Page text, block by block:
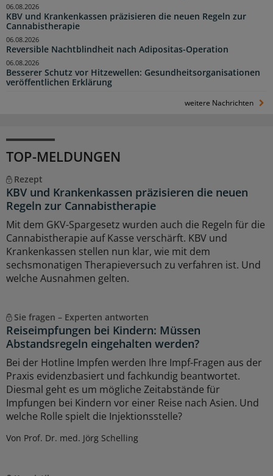
KBV und Krankenkassen präzisieren die neuen Regeln zur
Cannabistherapie
06.08.2026
Reversible Nachtblindheit nach Adipositas-Operation
06.08.2026
Besserer Schutz vor Hitzewellen: Gesundheitsorganisationen
veröffentlichen Erklärung
06.08.2026
weitere Nachrichten
TOP-MELDUNGEN
Rezept
KBV und Krankenkassen präzisieren die neuen
Regeln zur Cannabistherapie
Mit dem GKV-Spargesetz wurden auch die Regeln für die
Cannabistherapie auf Kasse verschärft. KBV und
Krankenkassen stellen nun klar, wie mit dem
sechsmonatigen Therapieversuch zu verfahren ist. Und
welche Ausnahmen gelten.
Sie fragen – Experten antworten
Reiseimpfungen bei Kindern: Müssen
Abstandsregeln eingehalten werden?
Bei der Hotline Impfen werden Ihre Impf-Fragen aus der
Praxis evidenzbasiert und fachkundig beantwortet.
Diesmal geht es um mögliche Zeitabstände für
Impfungen bei Kindern vor einer Reise nach Asien. Und
welche Rolle spielt die Injektionsstelle?
Von Prof. Dr. med. Jörg Schelling